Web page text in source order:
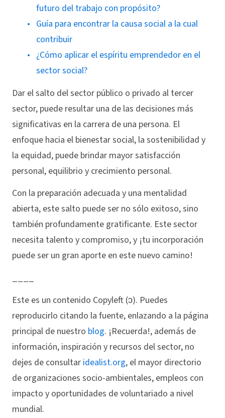
futuro del trabajo con propósito?
Guía para encontrar la causa social a la cual
contribuir
¿Cómo aplicar el espíritu emprendedor en el
sector social?
Dar el salto del sector público o privado al tercer
sector, puede resultar una de las decisiones más
significativas en la carrera de una persona. El
enfoque hacia el bienestar social, la sostenibilidad y
la equidad, puede brindar mayor satisfacción
personal, equilibrio y crecimiento personal.
Con la preparación adecuada y una mentalidad
abierta, este salto puede ser no sólo exitoso, sino
también profundamente gratificante. Este sector
necesita talento y compromiso, y ¡tu incorporación
puede ser un gran aporte en este nuevo camino!
Este es un contenido Copyleft (ↄ). Puedes
reproducirlo citando la fuente, enlazando a la página
principal de nuestro blog. ¡Recuerda!, además de
información, inspiración y recursos del sector, no
dejes de consultar idealist.org, el mayor directorio
de organizaciones socio-ambientales, empleos con
impacto y oportunidades de voluntariado a nivel
mundial.